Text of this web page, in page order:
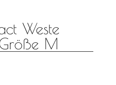
Weste
M